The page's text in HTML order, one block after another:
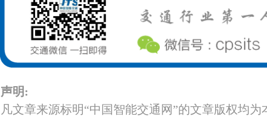
声明:
凡文章来源标明“中国智能交通网”的文章版权均